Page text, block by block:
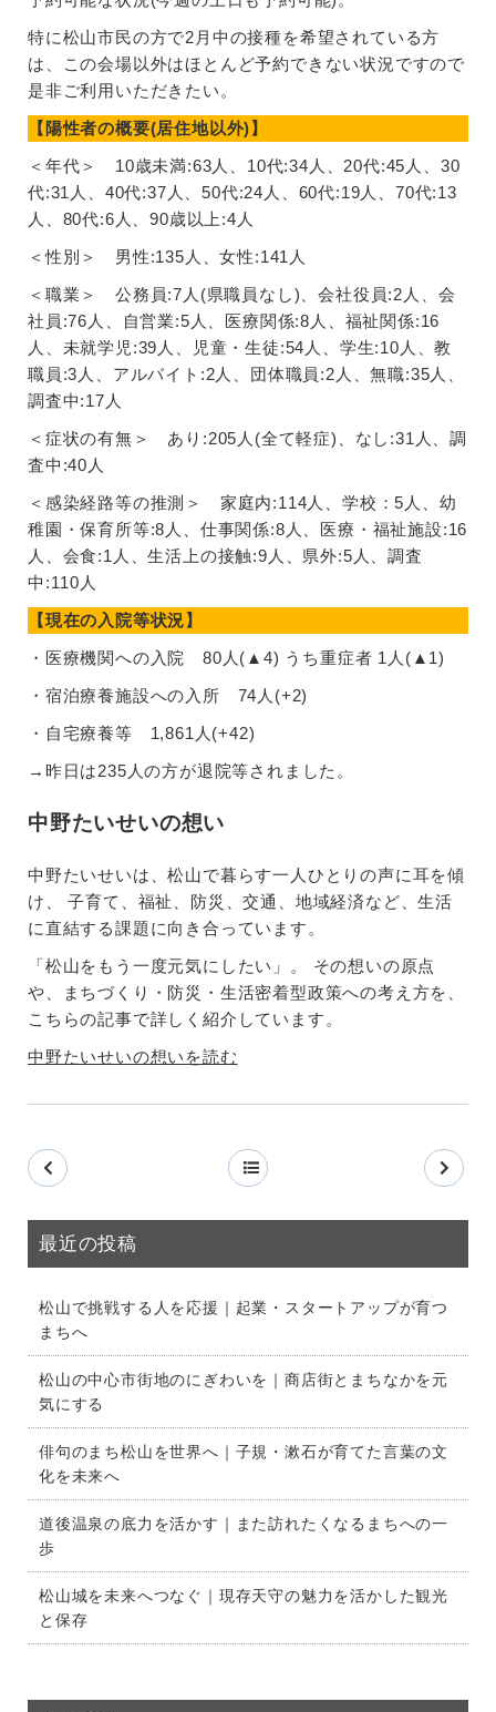
特に松山市民の方で2月中の接種を希望されている方
は、この会場以外はほとんど予約できない状況ですので
是非ご利用いただきたい。
【陽性者の概要(居住地以外)】
＜年代＞ 10歳未満:63人、10代:34人、20代:45人、30
代:31人、40代:37人、50代:24人、60代:19人、70代:13
人、80代:6人、90歳以上:4人
＜性別＞ 男性:135人、女性:141人
＜職業＞ 公務員:7人(県職員なし)、会社役員:2人、会
社員:76人、自営業:5人、医療関係:8人、福祉関係:16
人、未就学児:39人、児童・生徒:54人、学生:10人、教
職員:3人、アルバイト:2人、団体職員:2人、無職:35人、
調査中:17人
＜症状の有無＞ あり:205人(全て軽症)、なし:31人、調
査中:40人
＜感染経路等の推測＞ 家庭内:114人、学校：5人、幼
稚園・保育所等:8人、仕事関係:8人、医療・福祉施設:16
人、会食:1人、生活上の接触:9人、県外:5人、調査
中:110人
【現在の入院等状況】
・医療機関への入院 80人(▲4) うち重症者 1人(▲1)
・宿泊療養施設への入所 74人(+2)
・自宅療養等 1,861人(+42)
→昨日は235人の方が退院等されました。
中野たいせいの想い
中野たいせいは、松山で暮らす一人ひとりの声に耳を傾
け、 子育て、福祉、防災、交通、地域経済など、生活
に直結する課題に向き合っています。
「松山をもう一度元気にしたい」。 その想いの原点
や、まちづくり・防災・生活密着型政策への考え方を、
こちらの記事で詳しく紹介しています。
中野たいせいの想いを読む
最近の投稿
松山で挑戦する人を応援｜起業・スタートアップが育つ
まちへ
松山の中心市街地のにぎわいを｜商店街とまちなかを元
気にする
俳句のまち松山を世界へ｜子規・漱石が育てた言葉の文
化を未来へ
道後温泉の底力を活かす｜また訪れたくなるまちへの一
歩
松山城を未来へつなぐ｜現存天守の魅力を活かした観光
と保存